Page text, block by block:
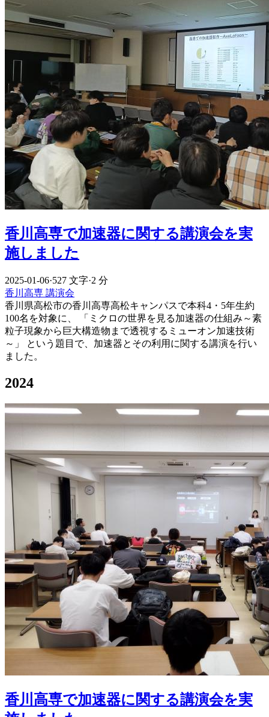
香川高専で加速器に関する講演会を実
施しました
2025-01-06·527 文字·2 分
香川高専 講演会
香川県高松市の香川高専高松キャンパスで本科4・5年生約
100名を対象に、 「ミクロの世界を見る加速器の仕組み～素
粒子現象から巨大構造物まで透視するミューオン加速技術
～」 という題目で、加速器とその利用に関する講演を行い
ました。
2024
香川高専で加速器に関する講演会を実